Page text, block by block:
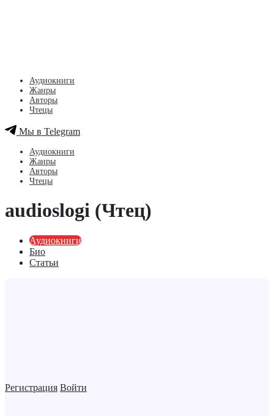
Регистрация Войти
Аудиокниги
Жанры
Авторы
Чтецы
Мы в Telegram
Аудиокниги
Жанры
Авторы
Чтецы
audioslogi (Чтец)
Аудиокниги
Био
Статьи